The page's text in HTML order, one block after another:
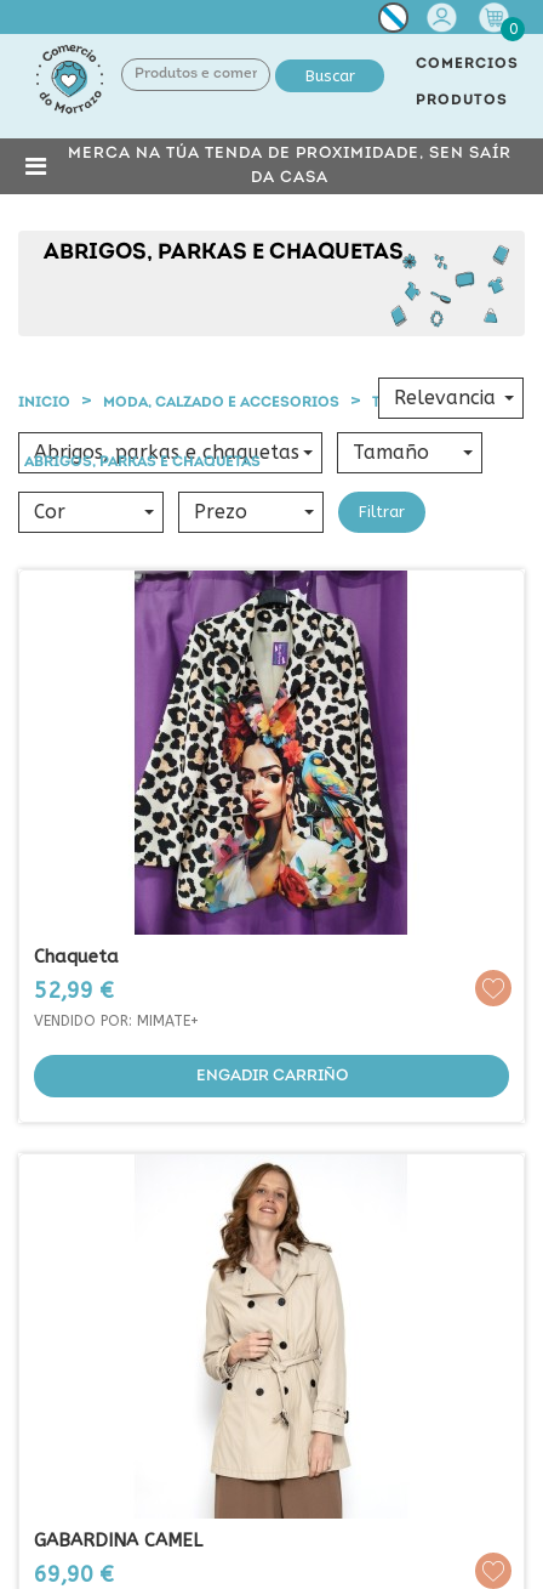
Miña
conta
0
Buscar
COMERCIOS
PRODUTOS
MERCA NA TÚA TENDA DE PROXIMIDADE, SEN SAÍR
DA CASA
ABRIGOS, PARKAS E CHAQUETAS
INICIO MODA, CALZADO E ACCESORIOS TEXTIL MULLER
ABRIGOS, PARKAS E CHAQUETAS
Abrigos, parkas e chaquetas Tamaño
Cor Prezo
Relevancia
Filtrar
Chaqueta
Prezo
52,99 €
VENDIDO POR: MIMATE+
ENGADIR CARRIÑO
GABARDINA CAMEL
Prezo
69,90 €